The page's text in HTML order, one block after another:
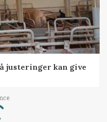
justeringer kan give